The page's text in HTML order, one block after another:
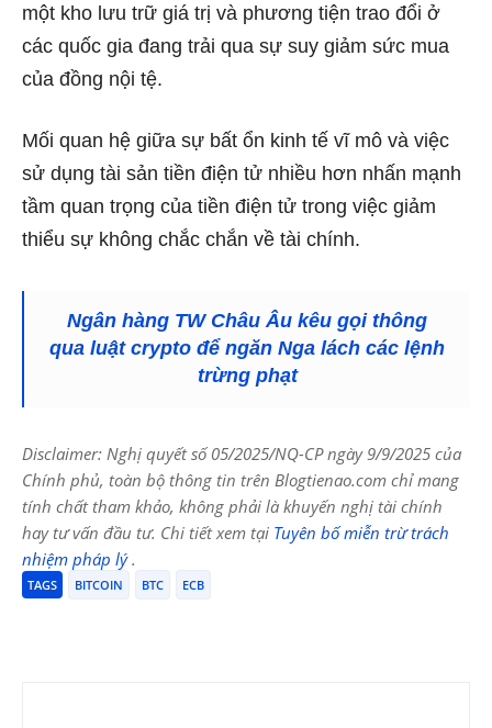
một kho lưu trữ giá trị và phương tiện trao đổi ở
các quốc gia đang trải qua sự suy giảm sức mua
của đồng nội tệ.
Mối quan hệ giữa sự bất ổn kinh tế vĩ mô và việc
sử dụng tài sản tiền điện tử nhiều hơn nhấn mạnh
tầm quan trọng của tiền điện tử trong việc giảm
thiểu sự không chắc chắn về tài chính.
Ngân hàng TW Châu Âu kêu gọi thông
qua luật crypto để ngăn Nga lách các lệnh
trừng phạt
Disclaimer: Nghị quyết số 05/2025/NQ-CP ngày 9/9/2025 của
Chính phủ, toàn bộ thông tin trên Blogtienao.com chỉ mang
tính chất tham khảo, không phải là khuyến nghị tài chính
hay tư vấn đầu tư. Chi tiết xem tại Tuyên bố miễn trừ trách
nhiệm pháp lý.
TAGS BITCOIN BTC ECB